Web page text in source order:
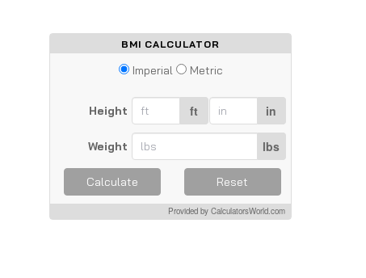
BMI CALCULATOR
Imperial Metric
Height ft in
Weight lbs
Calculate Reset
Provided by CalculatorsWorld.com